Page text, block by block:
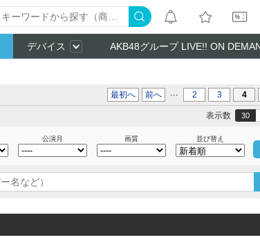
デバイス AKB48グループ LIVE!! ON
最初へ 前へ ... 2 3 4
表示数 30
公演月 画質 並び替え